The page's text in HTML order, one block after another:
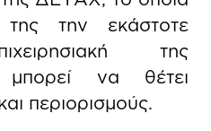
την εκάστοτε
της
μπορεί να θέτει
περιορισμούς.